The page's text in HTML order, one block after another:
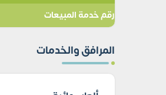
رقم خدمة المبيعات
المرافق والخدمات